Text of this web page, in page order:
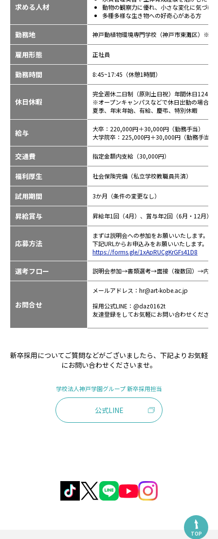
求める人材
動物の観察力に優れ、小さな変化に気づけ
多種多様な生き物への好奇心がある方
勤務地 神戸動植物環境専門学校（神戸市東灘区）※転
雇用形態 正社員
勤務時間 8:45~17:45（休憩1時間）
休日休暇
完全週休二日制（原則土日祝）年間休日124日
※オープンキャンパスなどで休日出勤の場合は
夏季、年末年始、有給、慶弔、特別休暇
給与
大卒：220,000円＋30,000円（勤務手当）
大学院卒：225,000円＋30,000円（勤務手当）
交通費 指定金額内支給（30,000円）
福利厚生 社会保険完備（私立学校教職員共済）
試用期間 3か月（条件の変更なし）
昇給賞与 昇給年1回（4月）、賞与年2回（6月・12月）
応募方法
まずは説明会への参加をお願いいたします。
下記URLからお申込みをお願いいたします。
https://forms.gle/1xApRUCgKrGFs41D8
選考フロー 説明会参加→書類選考→面接（複数回）→内々
お問合せ
メールアドレス：hr@art-kobe.ac.jp
採用公式LINE：@daz0162t
友達登録をしてお気軽にお問い合わせください
新卒採用についてご質問などがございましたら、下記よりお気軽
にお問い合わせくださいませ。
学校法人神戸学園グループ 新卒採用担当
公式LINE
TOP